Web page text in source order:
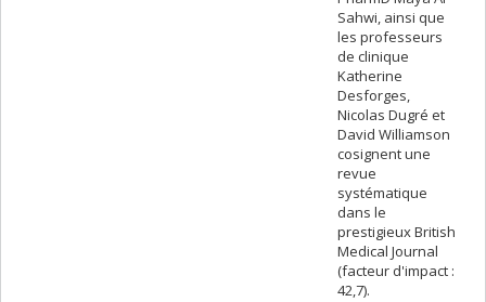
Sahwi, ainsi que
les professeurs
de clinique
Katherine
Desforges,
Nicolas Dugré et
David Williamson
cosignent une
revue
systématique
dans le
prestigieux British
Medical Journal
(facteur d'impact :
42,7).